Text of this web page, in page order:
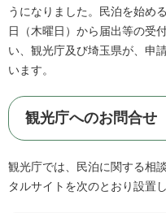
うになりました。民泊を始め
日（木曜日）から届出等の受
い、観光庁及び埼玉県が、申
います。
観光庁へのお問合せ
観光庁では、民泊に関する相
タルサイトを次のとおり設置し